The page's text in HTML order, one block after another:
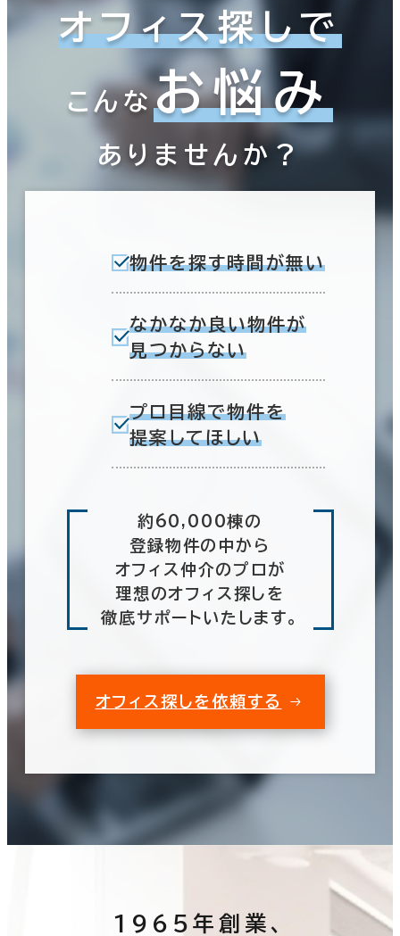
オフィス探しで
こんなお悩み
ありませんか？
物件を探す時間が無い
なかなか良い物件が
見つからない
プロ目線で物件を
提案してほしい
約60,000棟の
登録物件の中から
オフィス仲介のプロが
理想のオフィス探しを
徹底サポートいたします。
オフィス探しを依頼する
1965年創業、